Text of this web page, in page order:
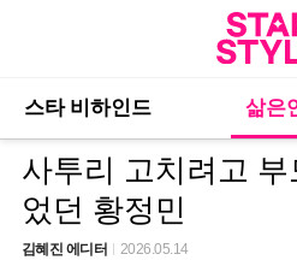
스타 비하인드 삶은
사투리 고치려고
었던 황정민
김혜진 에디터 2026.05.14